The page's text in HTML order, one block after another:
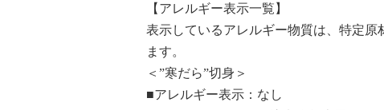
【アレルギー表示一覧】
表示しているアレルギー物質は、特定原
ます。
＜”寒だら”切身＞
■アレルギー表示：なし